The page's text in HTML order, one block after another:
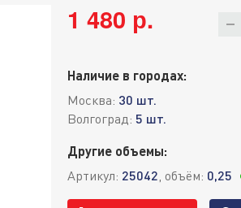
1 480 р.
Наличие в городах:
Москва: 30 шт.
Волгоград: 5 шт.
Другие объемы:
Артикул: 25042 , объём: 0,25